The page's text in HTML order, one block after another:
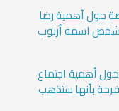
حول أهمية رضا
شخص اسمه أرنوب
أهمية اجتماع
بأنها ستذهب